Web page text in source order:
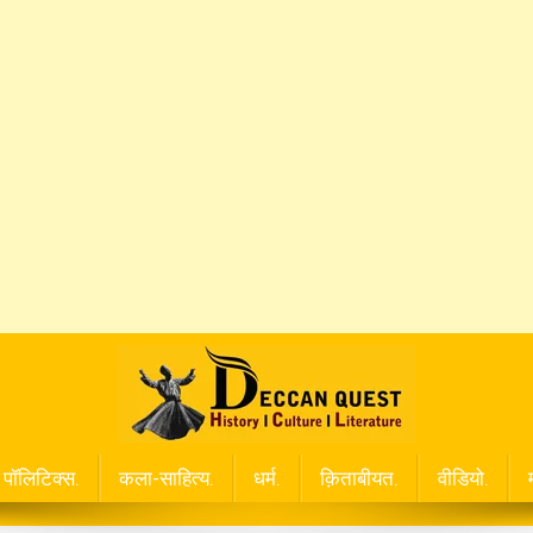
पॉलिटिक्स. कला-साहित्य. धर्म. क़िताबीयत. वीडियो.